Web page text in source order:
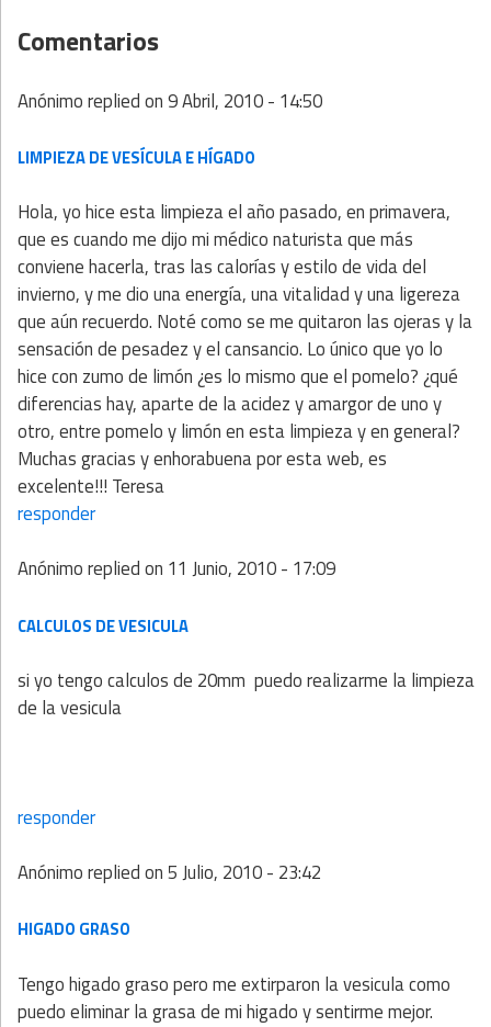
Comentarios
Anónimoreplied on9 Abril, 2010 - 14:50
LIMPIEZA DE VESÍCULA E HÍGADO
Hola, yo hice esta limpieza el año pasado, en primavera,
que es cuando me dijo mi médico naturista que más
conviene hacerla, tras las calorías y estilo de vida del
invierno, y me dio una energía, una vitalidad y una ligereza
que aún recuerdo. Noté como se me quitaron las ojeras y la
sensación de pesadez y el cansancio. Lo único que yo lo
hice con zumo de limón ¿es lo mismo que el pomelo? ¿qué
diferencias hay, aparte de la acidez y amargor de uno y
otro, entre pomelo y limón en esta limpieza y en general?
Muchas gracias y enhorabuena por esta web, es
excelente!!! Teresa
responder
Anónimoreplied on 11 Junio, 2010 - 17:09
CALCULOS DE VESICULA
si yo tengo calculos de 20mm puedo realizarme la limpieza
de la vesicula
responder
Anónimoreplied on5 Julio, 2010 - 23:42
HIGADO GRASO
Tengo higado graso pero me extirparon la vesicula como
puedo eliminar la grasa de mi higado y sentirme mejor.